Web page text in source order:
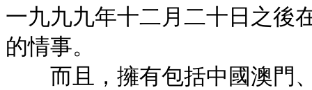
一九九九年十二月二十日之後
的情事。
而且，擁有包括中國澳門、